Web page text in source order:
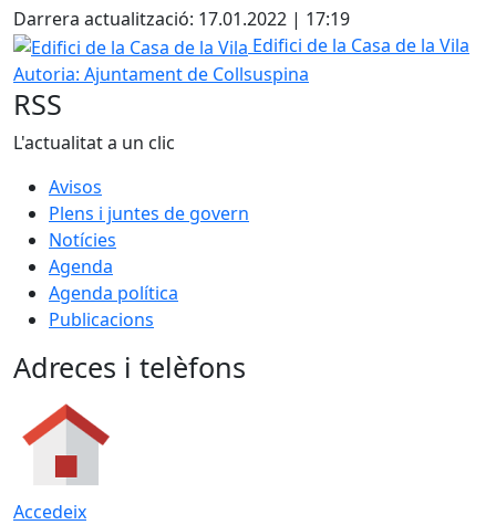
Darrera actualització: 17.01.2022 | 17:19
Edifici de la Casa de la Vila
Edifici de la Casa de la Vila
Autoria: Ajuntament de Collsuspina
RSS
L'actualitat a un clic
Avisos
Plens i juntes de govern
Notícies
Agenda
Agenda política
Publicacions
Adreces i telèfons
Accedeix